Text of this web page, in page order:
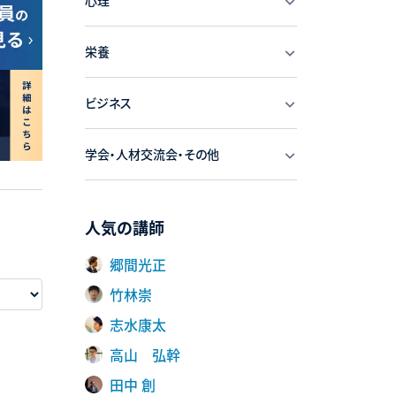
栄養
ビジネス
学会・人材交流会・その他
人気の講師
郷間光正
竹林崇
志水康太
高山 弘幹
田中 創